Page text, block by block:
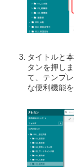
タイトルと
タンを押し
て、テンプ
な便利機能